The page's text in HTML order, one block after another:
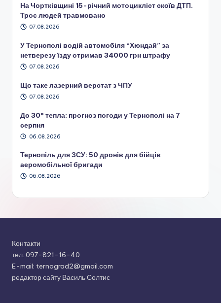
На Чортківщині 15-річний мотоцикліст скоїв ДТП.
Троє людей травмовано
07.08.2026
У Тернополі водій автомобіля “Хюндай” за
нетверезу їзду отримав 34000 грн штрафу
07.08.2026
Що таке лазерний верстат з ЧПУ
07.08.2026
До 30° тепла: прогноз погоди у Тернополі на 7
серпня
06.08.2026
Тернопіль для ЗСУ: 50 дронів для бійців
аеромобільної бригади
06.08.2026
Контакти
тел. 097-821-16-40
E-mail: ternograd2@gmail.com
редактор сайту Василь Солтис